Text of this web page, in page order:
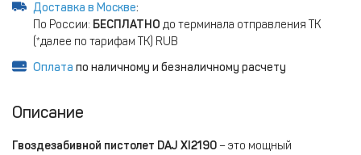
Доставка в Москве:
По России: БЕСПЛАТНО до терминала отправления ТК
(*далее по тарифам ТК) RUB
Оплата по наличному и безналичному расчету
Описание
Гвоздезабивной пистолет DAJ XI2190 – это мощный